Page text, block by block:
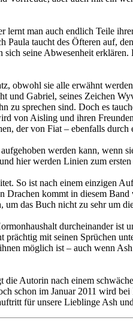
man auch endlich Teile
taucht des Öfteren auf,
seine Abwesenheit
obwohl sie alle erwähnt
Gabriel, seines Zeichen
sprechen sind. Doch es
von Aisling und ihren
der von Fiat – ebenfalls
werden kann, wenn
hier werden Linien zum
So ist nach einem einzigen
kommt in diesem
das Buch nicht zu sehr um
durcheinander ist
mit seinen Sprüchen
möglich ist – auch wenn
Autorin nach einem
schon im Januar 2011 wird
für unsere Lieblinge Ash